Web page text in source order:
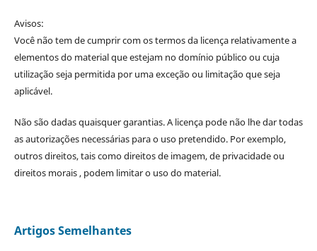
Avisos:
Você não tem de cumprir com os termos da licença relativamente a
elementos do material que estejam no domínio público ou cuja
utilização seja permitida por uma exceção ou limitação que seja
aplicável.
Não são dadas quaisquer garantias. A licença pode não lhe dar todas
as autorizações necessárias para o uso pretendido. Por exemplo,
outros direitos, tais como direitos de imagem, de privacidade ou
direitos morais , podem limitar o uso do material.
Artigos Semelhantes